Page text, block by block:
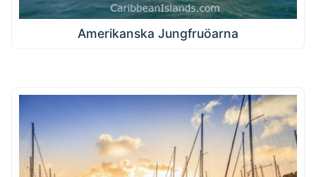
Amerikanska Jungfruöarna